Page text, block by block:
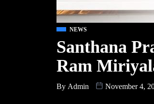
NEWS
Santhana
Ram
By Admin November 4,